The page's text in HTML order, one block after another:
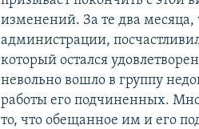
изменений. За те два месяца,
администрации,
который остался
невольно вошло в группу
работы его подчиненных.
то, что обещанное им и его